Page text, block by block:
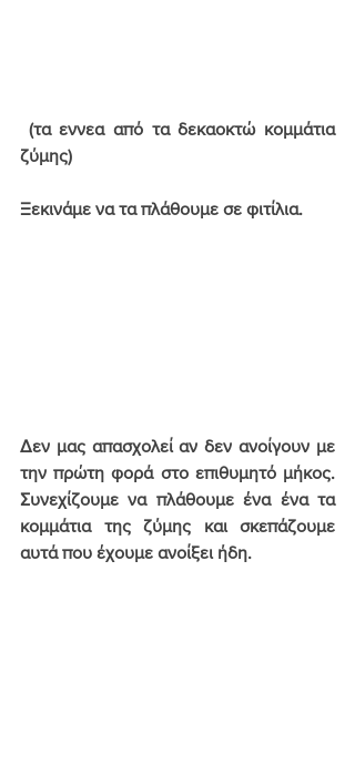
ζύμης)
Ξεκινάμε να τα πλάθουμε σε φιτίλια.
Δεν μας απασχολεί αν δεν ανοίγουν με
την πρώτη φορά στο επιθυμητό μήκος.
Συνεχίζουμε να πλάθουμε ένα ένα τα
κομμάτια της ζύμης και σκεπάζουμε
αυτά που έχουμε ανοίξει ήδη.